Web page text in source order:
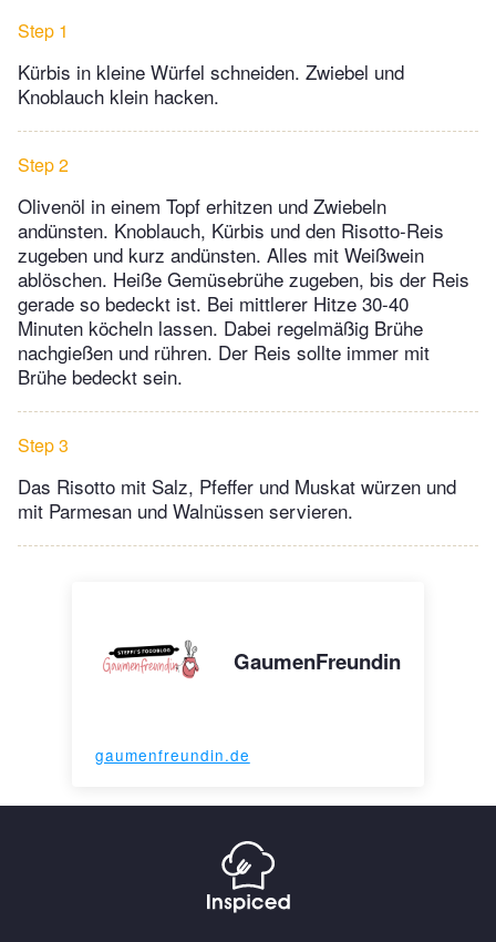
Step 1
Kürbis in kleine Würfel schneiden. Zwiebel und
Knoblauch klein hacken.
Step 2
Olivenöl in einem Topf erhitzen und Zwiebeln
andünsten. Knoblauch, Kürbis und den Risotto-Reis
zugeben und kurz andünsten. Alles mit Weißwein
ablöschen. Heiße Gemüsebrühe zugeben, bis der Reis
gerade so bedeckt ist. Bei mittlerer Hitze 30-40
Minuten köcheln lassen. Dabei regelmäßig Brühe
nachgießen und rühren. Der Reis sollte immer mit
Brühe bedeckt sein.
Step 3
Das Risotto mit Salz, Pfeffer und Muskat würzen und
mit Parmesan und Walnüssen servieren.
GaumenFreundin
gaumenfreundin.de